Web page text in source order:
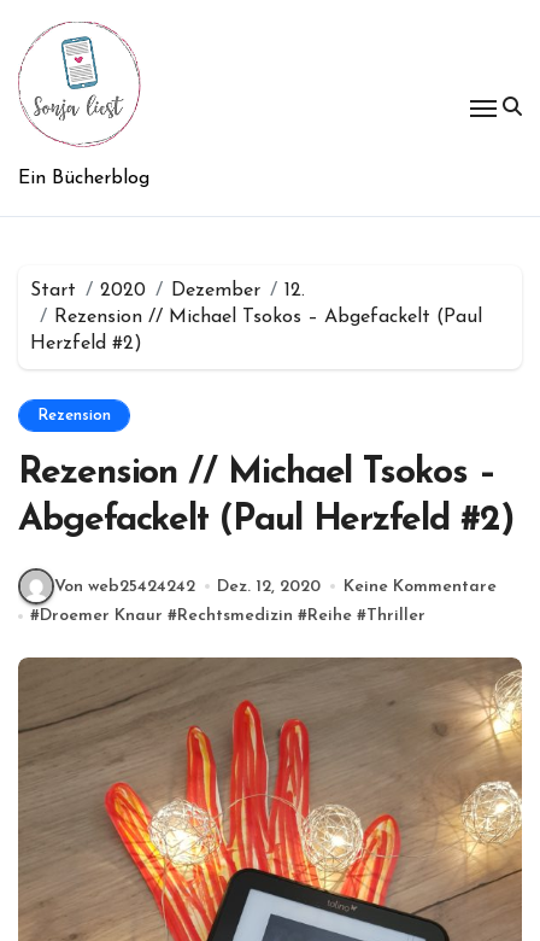
Inhalt
springen
Ein Bücherblog
Start 2020 Dezember
12.
Rezension // Michael Tsokos – Abgefackelt (Paul
Herzfeld #2)
Rezension
Rezension // Michael Tsokos –
Abgefackelt (Paul Herzfeld #2)
Von web25424242 Dez. 12, 2020
Keine Kommentare
#Droemer Knaur #Rechtsmedizin #Reihe #Thriller